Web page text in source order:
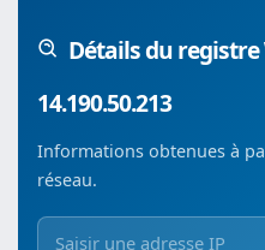
Détails du registre
14.190.50.213
Informations obtenues à
réseau.